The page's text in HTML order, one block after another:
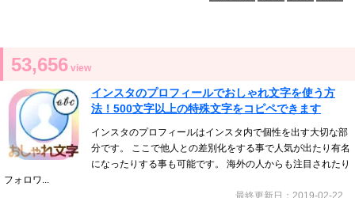
53,656 view
インスタのプロフィールでおしゃれ文字を使う方
法！500文字以上の特殊文字をコピペできます
インスタのプロフィールはインスタ内で個性を出す大切な部
分です。 ここで他人との差別化をする事で人気が出たり有名
になったりする事も可能です。 海外の人からも注目されたり
フォロワ...
最終更新日：2019-02-22